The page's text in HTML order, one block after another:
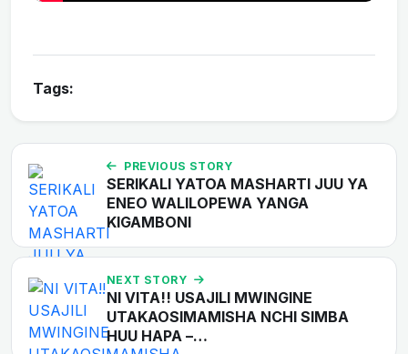
Tags:
PREVIOUS STORY
SERIKALI YATOA MASHARTI JUU YA
ENEO WALILOPEWA YANGA
KIGAMBONI
NEXT STORY
NI VITA!! USAJILI MWINGINE
UTAKAOSIMAMISHA NCHI SIMBA
HUU HAPA –…